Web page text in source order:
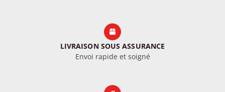
LIVRAISON SOUS ASSURANCE
Envoi rapide et soigné